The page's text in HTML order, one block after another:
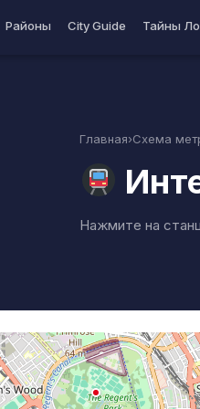
Районы City Guide Тайны
Главная›Схема
Нажмите на